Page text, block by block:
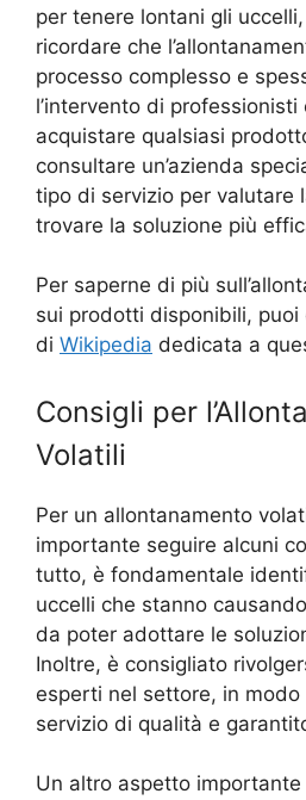
per tenere lontani gli
ricordare che
processo complesso e
l’intervento di
acquistare qualsiasi
consultare un’azienda
tipo di servizio per valutare
trovare la soluzione più
Per saperne di più
sui prodotti disponibili, puoi
di Wikipedia dedicata a
Consigli per
Volatili
Per un allontanamento
importante seguire alcuni
tutto, è fondamentale
uccelli che stanno
da poter adottare le
Inoltre, è consigliato
esperti nel settore, in
servizio di qualità e
Un altro aspetto